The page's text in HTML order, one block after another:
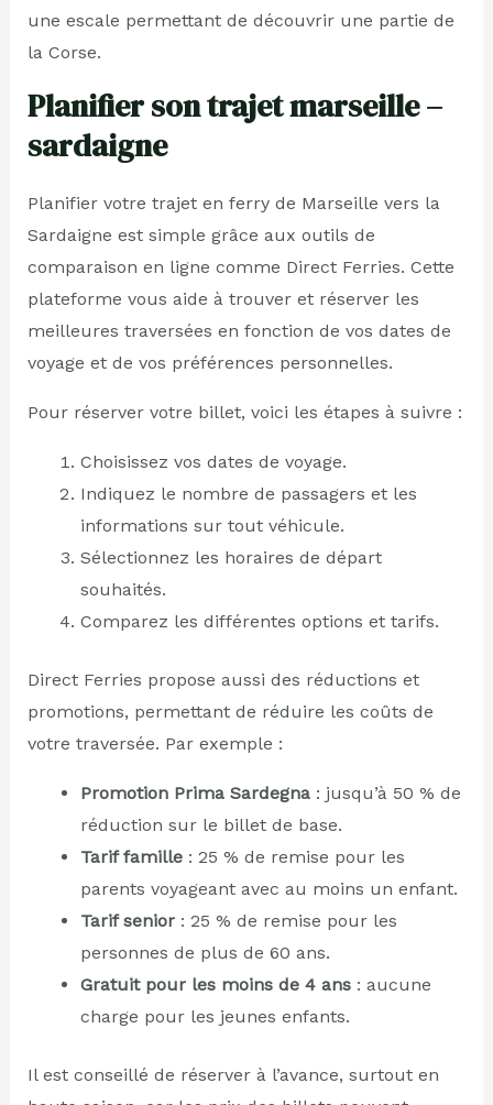
une escale permettant de découvrir une partie de
la Corse.
Planifier son trajet marseille –
sardaigne
Planifier votre trajet en ferry de Marseille vers la
Sardaigne est simple grâce aux outils de
comparaison en ligne comme Direct Ferries. Cette
plateforme vous aide à trouver et réserver les
meilleures traversées en fonction de vos dates de
voyage et de vos préférences personnelles.
Pour réserver votre billet, voici les étapes à suivre :
Choisissez vos dates de voyage.
Indiquez le nombre de passagers et les
informations sur tout véhicule.
Sélectionnez les horaires de départ
souhaités.
Comparez les différentes options et tarifs.
Direct Ferries propose aussi des réductions et
promotions, permettant de réduire les coûts de
votre traversée. Par exemple :
Promotion Prima Sardegna: jusqu’à 50 % de
réduction sur le billet de base.
Tarif famille: 25 % de remise pour les
parents voyageant avec au moins un enfant.
Tarif senior: 25 % de remise pour les
personnes de plus de 60 ans.
Gratuit pour les moins de 4 ans: aucune
charge pour les jeunes enfants.
Il est conseillé de réserver à l’avance, surtout en